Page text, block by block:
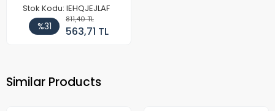
Stok Kodu: IEHQJEJLAF
%31
811,40 TL
563,71 TL
Similar Products